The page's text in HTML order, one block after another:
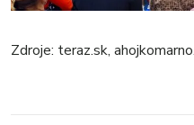
Zdroje: teraz.sk,